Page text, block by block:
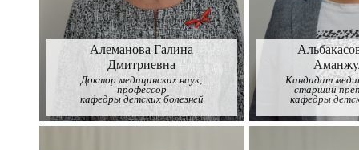
Алеманова Галина
Дмитриевна
Доктор медицинских наук,
профессор
кафедры детских болезней
Кандидат
старший
кафедры